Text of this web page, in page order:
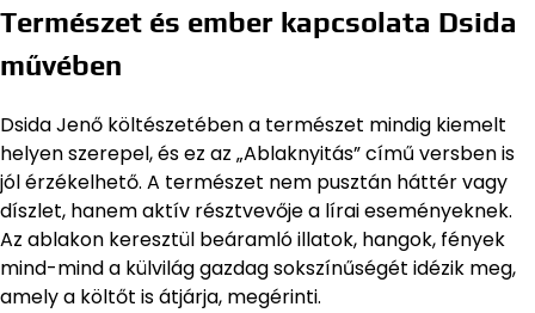
Természet és ember kapcsolata Dsida
művében
Dsida Jenő költészetében a természet mindig kiemelt
helyen szerepel, és ez az „Ablaknyitás” című versben is
jól érzékelhető. A természet nem pusztán háttér vagy
díszlet, hanem aktív résztvevője a lírai eseményeknek.
Az ablakon keresztül beáramló illatok, hangok, fények
mind-mind a külvilág gazdag sokszínűségét idézik meg,
amely a költőt is átjárja, megérinti.